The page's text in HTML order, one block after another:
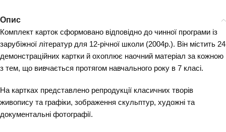
Опис
Комплект карток сформовано відповідно до чинної програми із
зарубіжної літератур для 12-річної школи (2004р.). Він містить 24
демонстраційних картки й охоплює наочний матеріал за кожною
з тем, що вивчається протягом навчального року в 7 класі.
На картках представлено репродукції класичних творів
живопису та графіки, зображення скульптур, художні та
документальні фотографії.